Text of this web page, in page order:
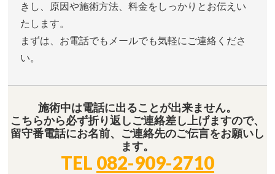
きし、原因や施術方法、料金をしっかりとお伝えい
たします。
まずは、お電話でもメールでも気軽にご連絡くださ
い。
施術中は電話に出ることが出来ません。
こちらから必ず折り返しご連絡差し上げますので、
留守番電話にお名前、ご連絡先のご伝言をお願いし
ます。
TEL 082-909-2710